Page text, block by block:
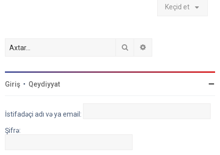
Keçid et
Axtar
Giriş • Qeydiyyat
İstifadəçi adı və ya email:
Şifrə: